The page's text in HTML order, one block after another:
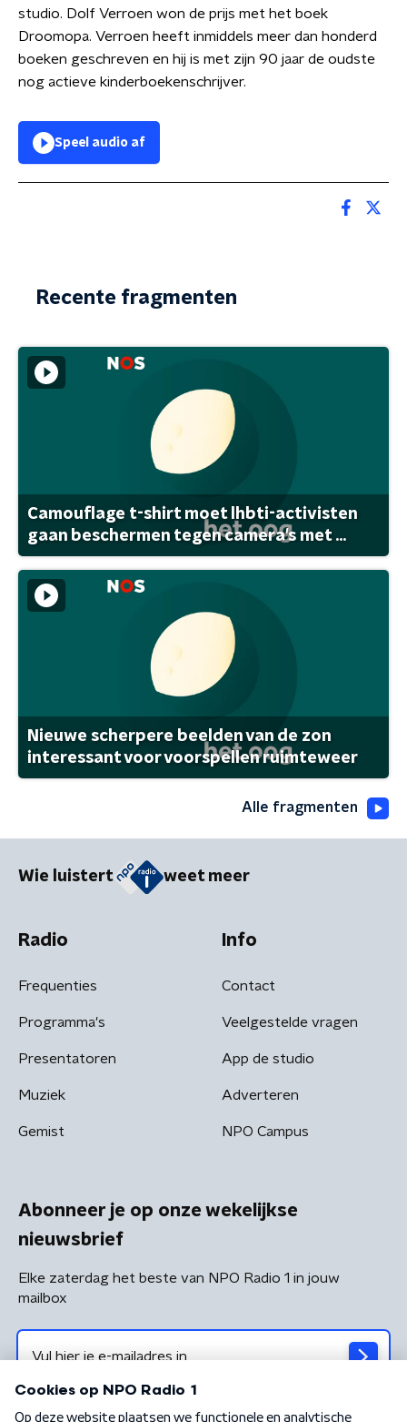
studio. Dolf Verroen won de prijs met het boek
Droomopa. Verroen heeft inmiddels meer dan honderd
boeken geschreven en hij is met zijn 90 jaar de oudste
nog actieve kinderboekenschrijver.
Speel audio af
Recente fragmenten
Camouflage t-shirt moet lhbti-activisten
gaan beschermen tegen camera's met ...
Nieuwe scherpere beelden van de zon
interessant voor voorspellen ruimteweer
Alle fragmenten
Wie luistert weet meer
Radio
Frequenties
Programma's
Presentatoren
Muziek
Gemist
Info
Contact
Veelgestelde vragen
App de studio
Adverteren
NPO Campus
Abonneer je op onze wekelijkse
nieuwsbrief
Elke zaterdag het beste van NPO Radio 1 in jouw
mailbox